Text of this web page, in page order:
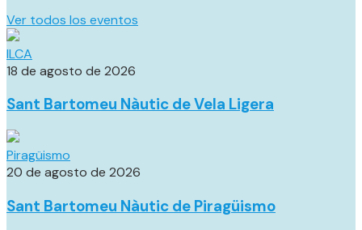
Ver todos los eventos
ILCA
18 de agosto de 2026
Sant Bartomeu Nàutic de Vela Ligera
Piragüismo
20 de agosto de 2026
Sant Bartomeu Nàutic de Piragüismo